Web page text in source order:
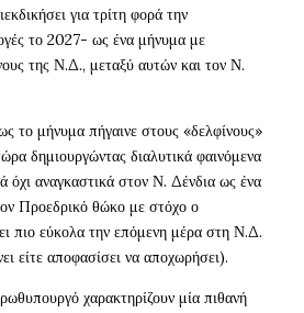
για τρίτη φορά την
το 2027- ως ένα μήνυμα με
της Ν.Δ., μεταξύ αυτών και τον Ν.
το μήνυμα πήγαινε στους «δελφίνους»
δημιουργώντας διαλυτικά φαινόμενα
όχι αναγκαστικά στον Ν. Δένδια ως ένα
Προεδρικό θώκο με στόχο ο
πιο εύκολα την επόμενη μέρα στη Ν.Δ.
είτε αποφασίσει να αποχωρήσει).
χαρακτηρίζουν μία πιθανή